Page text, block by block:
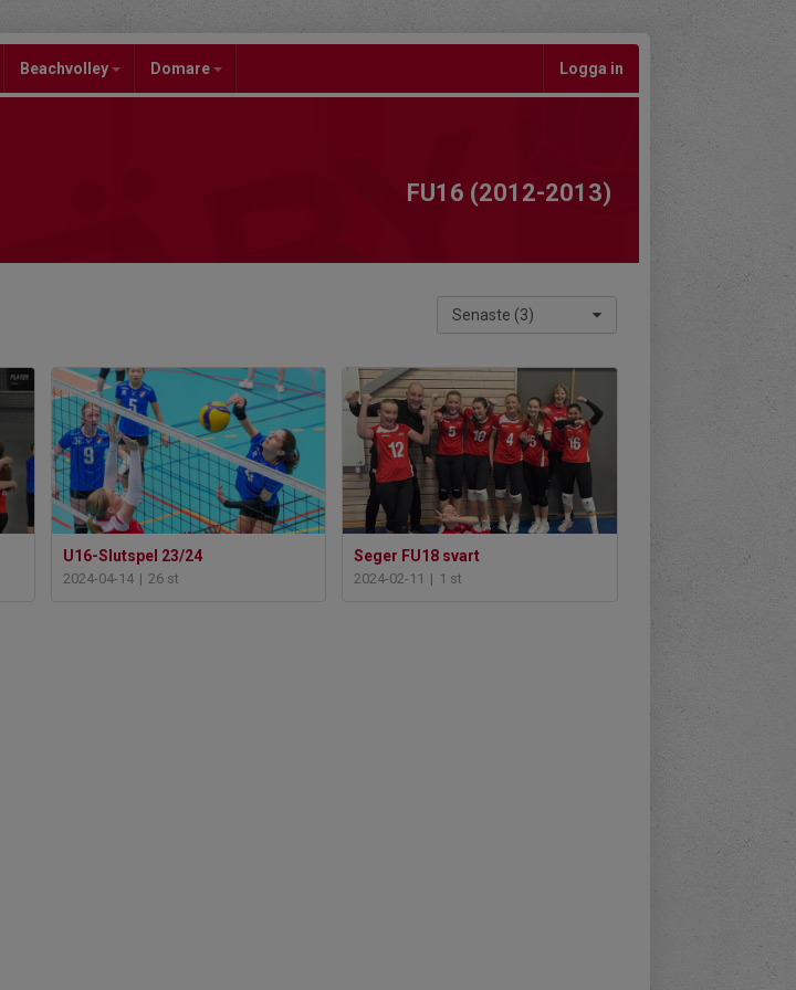
Beachvolley Domare Logga in
FU16 (2012-2013)
Senaste (3)
U16-Slutspel 23/24
2024-04-14 | 26 st
Seger FU18 svart
2024-02-11 | 1 st